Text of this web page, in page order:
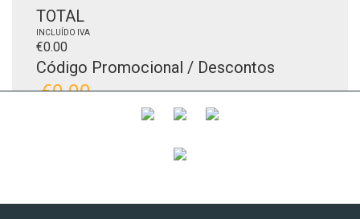
TOTAL
INCLUÍDO IVA
€0.00
Código Promocional / Descontos
-€0.00
Gastos de Envio